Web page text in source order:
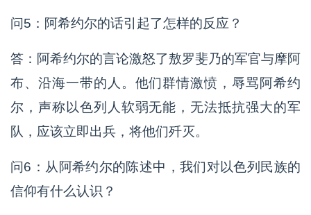
问5：阿希约尔的话引起了怎样的反应？
答：阿希约尔的言论激怒了敖罗斐乃的军官与摩阿
布、沿海一带的人。他们群情激愤，辱骂阿希约
尔，声称以色列人软弱无能，无法抵抗强大的军
队，应该立即出兵，将他们歼灭。
问6：从阿希约尔的陈述中，我们对以色列民族的
信仰有什么认识？